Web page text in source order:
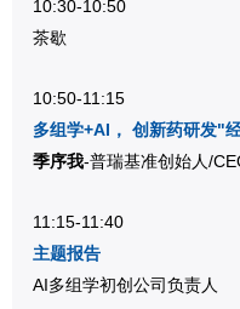
10:30-10:50
茶歇
10:50-11:15
多组学+AI， 创新药研发"
季序我-普瑞基准创始人/
11:15-11:40
主题报告
AI多组学初创公司负责人